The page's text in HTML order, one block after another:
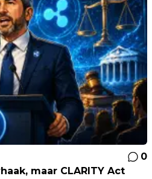
0
maar CLARITY Act